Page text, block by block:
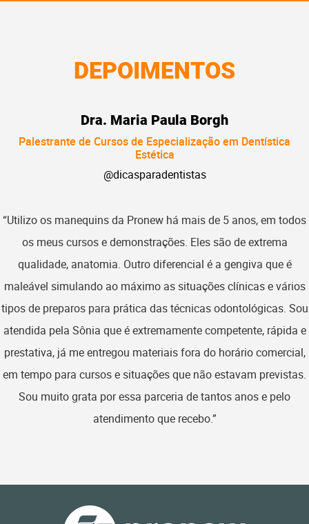
DEPOIMENTOS
Dra. Maria Paula Borgh
Palestrante de Cursos de Especialização em Dentística
Estética
@dicasparadentistas
“Utilizo os manequins da Pronew há mais de 5 anos, em todos
os meus cursos e demonstrações. Eles são de extrema
qualidade, anatomia. Outro diferencial é a gengiva que é
maleável simulando ao máximo as situações clínicas e vários
tipos de preparos para prática das técnicas odontológicas. Sou
atendida pela Sônia que é extremamente competente, rápida e
prestativa, já me entregou materiais fora do horário comercial,
em tempo para cursos e situações que não estavam previstas.
Sou muito grata por essa parceria de tantos anos e pelo
atendimento que recebo.”